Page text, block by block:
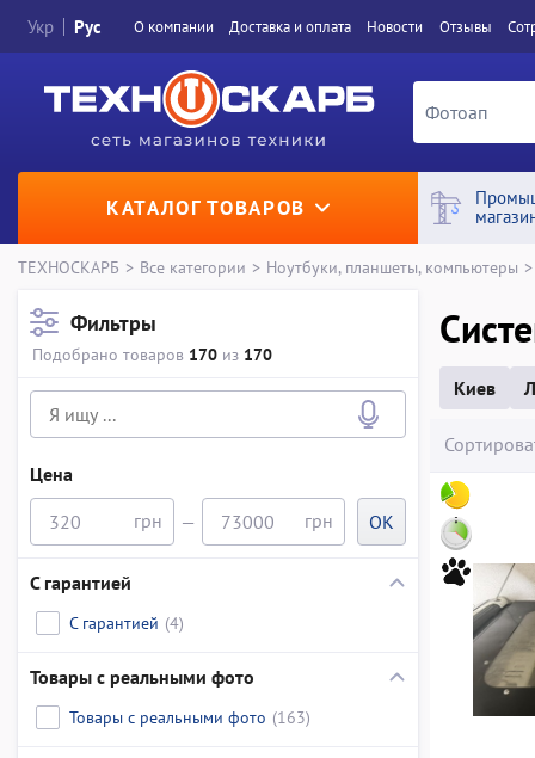
Укр Рус О компании Доставка и оплата Новости Отзывы
КАТАЛОГ ТОВАРОВ
ТЕХНОСКАРБ > Все категории > Ноутбуки, планшеты, компьютеры >
Фильтры
Подобрано товаров 170 из 170
Цена
—
OK
С гарантией
С гарантией (4)
Товары с реальными фото
Товары с реальными фото (163)
Киев